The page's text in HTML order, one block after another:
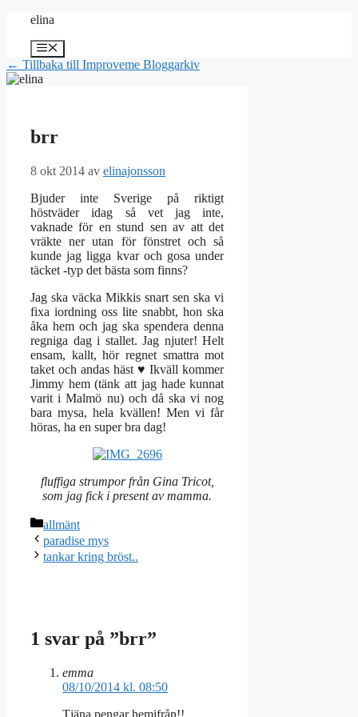
Hoppa
innehåll
elina
Meny
← Tillbaka till Improveme Bloggarkiv
brr
8 okt 2014 av elinajonsson
Bjuder inte Sverige på riktigt
höstväder idag så vet jag inte,
vaknade för en stund sen av att det
vräkte ner utan för fönstret och så
kunde jag ligga kvar och gosa under
täcket -typ det bästa som finns?
Jag ska väcka Mikkis snart sen ska vi
fixa iordning oss lite snabbt, hon ska
åka hem och jag ska spendera denna
regniga dag i stallet. Jag njuter! Helt
ensam, kallt, hör regnet smattra mot
taket och andas häst ♥ Ikväll kommer
Jimmy hem (tänk att jag hade kunnat
varit i Malmö nu) och då ska vi nog
bara mysa, hela kvällen! Men vi får
höras, ha en super bra dag!
fluffiga strumpor från Gina Tricot,
som jag fick i present av mamma.
Kategorier
allmänt
paradise mys
tankar kring bröst..
1 svar på ”brr”
emma
08/10/2014 kl. 08:50
Tjäna pengar hemifrån!!